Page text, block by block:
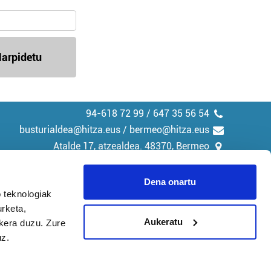
duzu. Zure
Dena onartu
Aukeratu
94-618 72 99 / 647 35 56 54
busturialdea@hitza.eus / bermeo@hitza.eus
Atalde 17, atzealdea. 48370, Bermeo
Cookieak